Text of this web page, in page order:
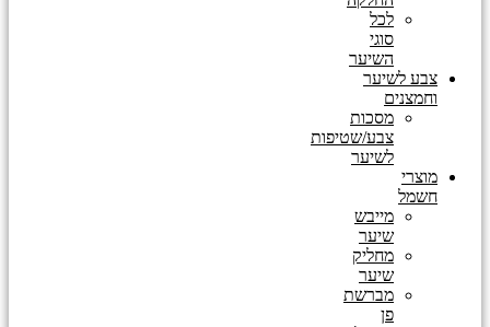
לכל
סוגי
השיער
צבע לשיער
וחמצנים
מסכות
צבע/שטיפות
לשיער
מוצרי
חשמל
מייבש
שיער
מחליק
שיער
מברשת
פן